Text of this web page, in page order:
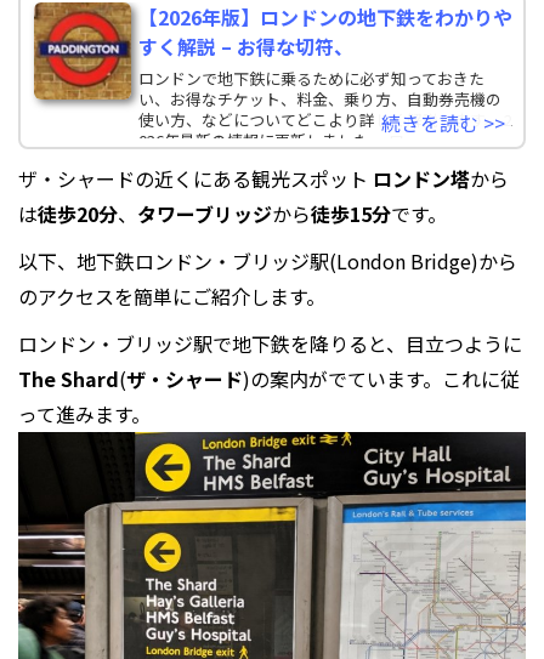
【2026年版】ロンドンの地下鉄をわかりや
すく解説 – お得な切符、
ロンドンで地下鉄に乗るために必ず知っておきた
い、お得なチケット、料金、乗り方、自動券売機の
使い方、などについてどこより詳しく解説します。 2
026年最新の情報に更新しました。 ロ
続きを読む >>
ザ・シャードの近くにある観光スポット ロンドン塔から
は徒歩20分、 タワーブリッジから徒歩15分です。
以下、地下鉄ロンドン・ブリッジ駅(London Bridge)から
のアクセスを簡単にご紹介します。
ロンドン・ブリッジ駅で地下鉄を降りると、目立つように
The Shard(ザ・シャード)の案内がでています。これに従
って進みます。